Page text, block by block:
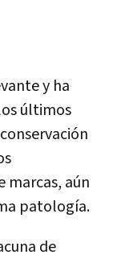
y ha
últimos
marcas, aún
patología.
de